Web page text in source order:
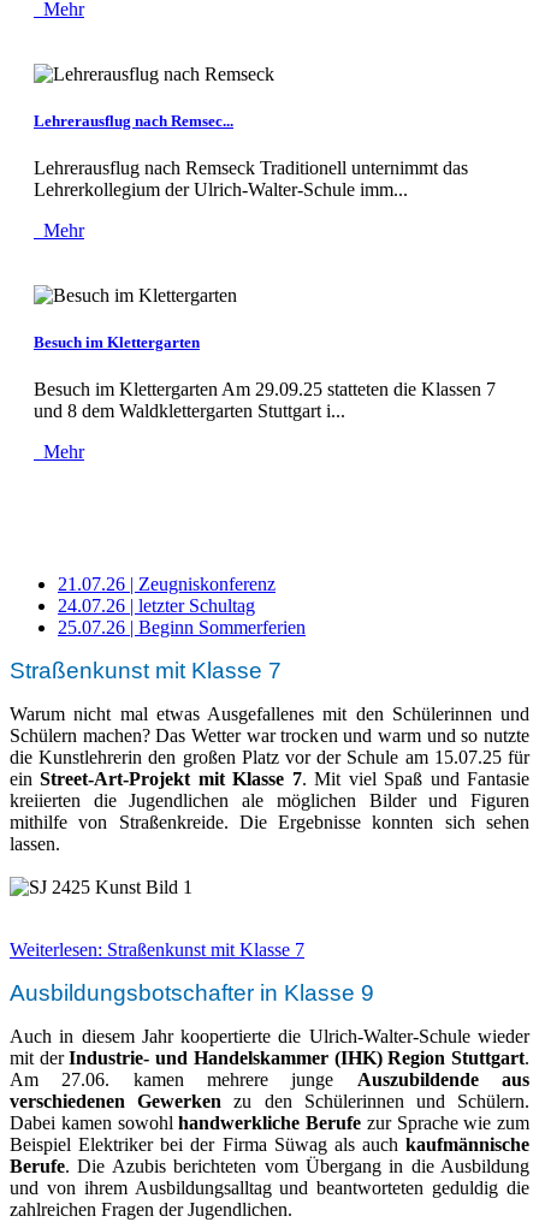
Mehr
Lehrerausflug nach Remsec...
Lehrerausflug nach Remseck Traditionell unternimmt das
Lehrerkollegium der Ulrich-Walter-Schule imm...
Mehr
Besuch im Klettergarten
Besuch im Klettergarten Am 29.09.25 statteten die Klassen 7
und 8 dem Waldklettergarten Stuttgart i...
Mehr
21.07.26 | Zeugniskonferenz
24.07.26 | letzter Schultag
25.07.26 | Beginn Sommerferien
Straßenkunst mit Klasse 7
Warum nicht mal etwas Ausgefallenes mit den Schülerinnen und
Schülern machen? Das Wetter war trocken und warm und so nutzte
die Kunstlehrerin den großen Platz vor der Schule am 15.07.25 für
einStreet-Art-Projekt mit Klasse 7. Mit viel Spaß und Fantasie
kreiierten die Jugendlichen ale möglichen Bilder und Figuren
mithilfe von Straßenkreide. Die Ergebnisse konnten sich sehen
lassen.
Weiterlesen: Straßenkunst mit Klasse 7
Ausbildungsbotschafter in Klasse 9
Auch in diesem Jahr koopertierte die Ulrich-Walter-Schule wieder
mit derIndustrie- und Handelskammer (IHK) Region Stuttgart.
Am 27.06. kamen mehrere junge Auszubildende aus
verschiedenen Gewerken zu den Schülerinnen und Schülern.
Dabei kamen sowohlhandwerkliche Berufe zur Sprache wie zum
Beispiel Elektriker bei der Firma Süwag als auch kaufmännische
Berufe. Die Azubis berichteten vom Übergang in die Ausbildung
und von ihrem Ausbildungsalltag und beantworteten geduldig die
zahlreichen Fragen der Jugendlichen.